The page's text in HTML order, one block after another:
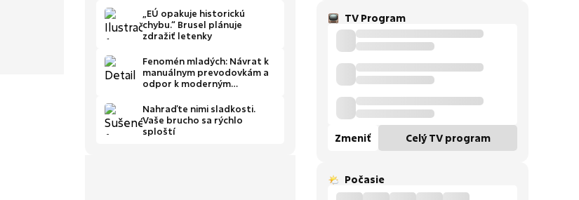
„EÚ opakuje historickú
chybu.“ Brusel plánuje
zdražiť letenky
Fenomén mladých: Návrat k
manuálnym prevodovkám a
odpor k moderným
Nahraďte nimi sladkosti.
Vaše brucho sa rýchlo
sploští
TV Program
Zmeniť Celý TV program
Počasie